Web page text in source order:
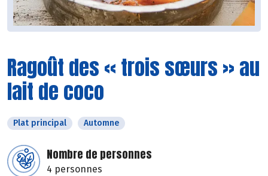
Ragoût des « trois sœurs » au
lait de coco
Plat principal Automne
Nombre de personnes
4 personnes